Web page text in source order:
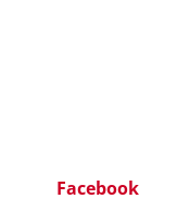
Facebook